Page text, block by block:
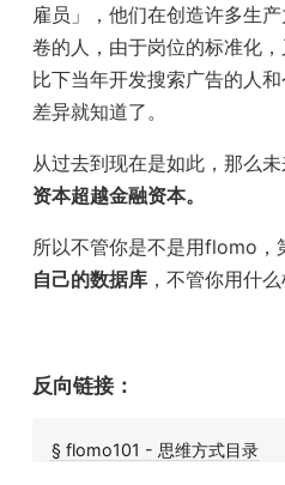
雇员」，他们在创造许多生
卷的人，由于岗位的标准化
比下当年开发搜索广告的人
差异就知道了。
从过去到现在是如此，那么未
资本超越金融资本。
所以不管你是不是用flomo，
自己的数据库，不管你用什么
反向链接：
§ flomo101 - 思维方式目录